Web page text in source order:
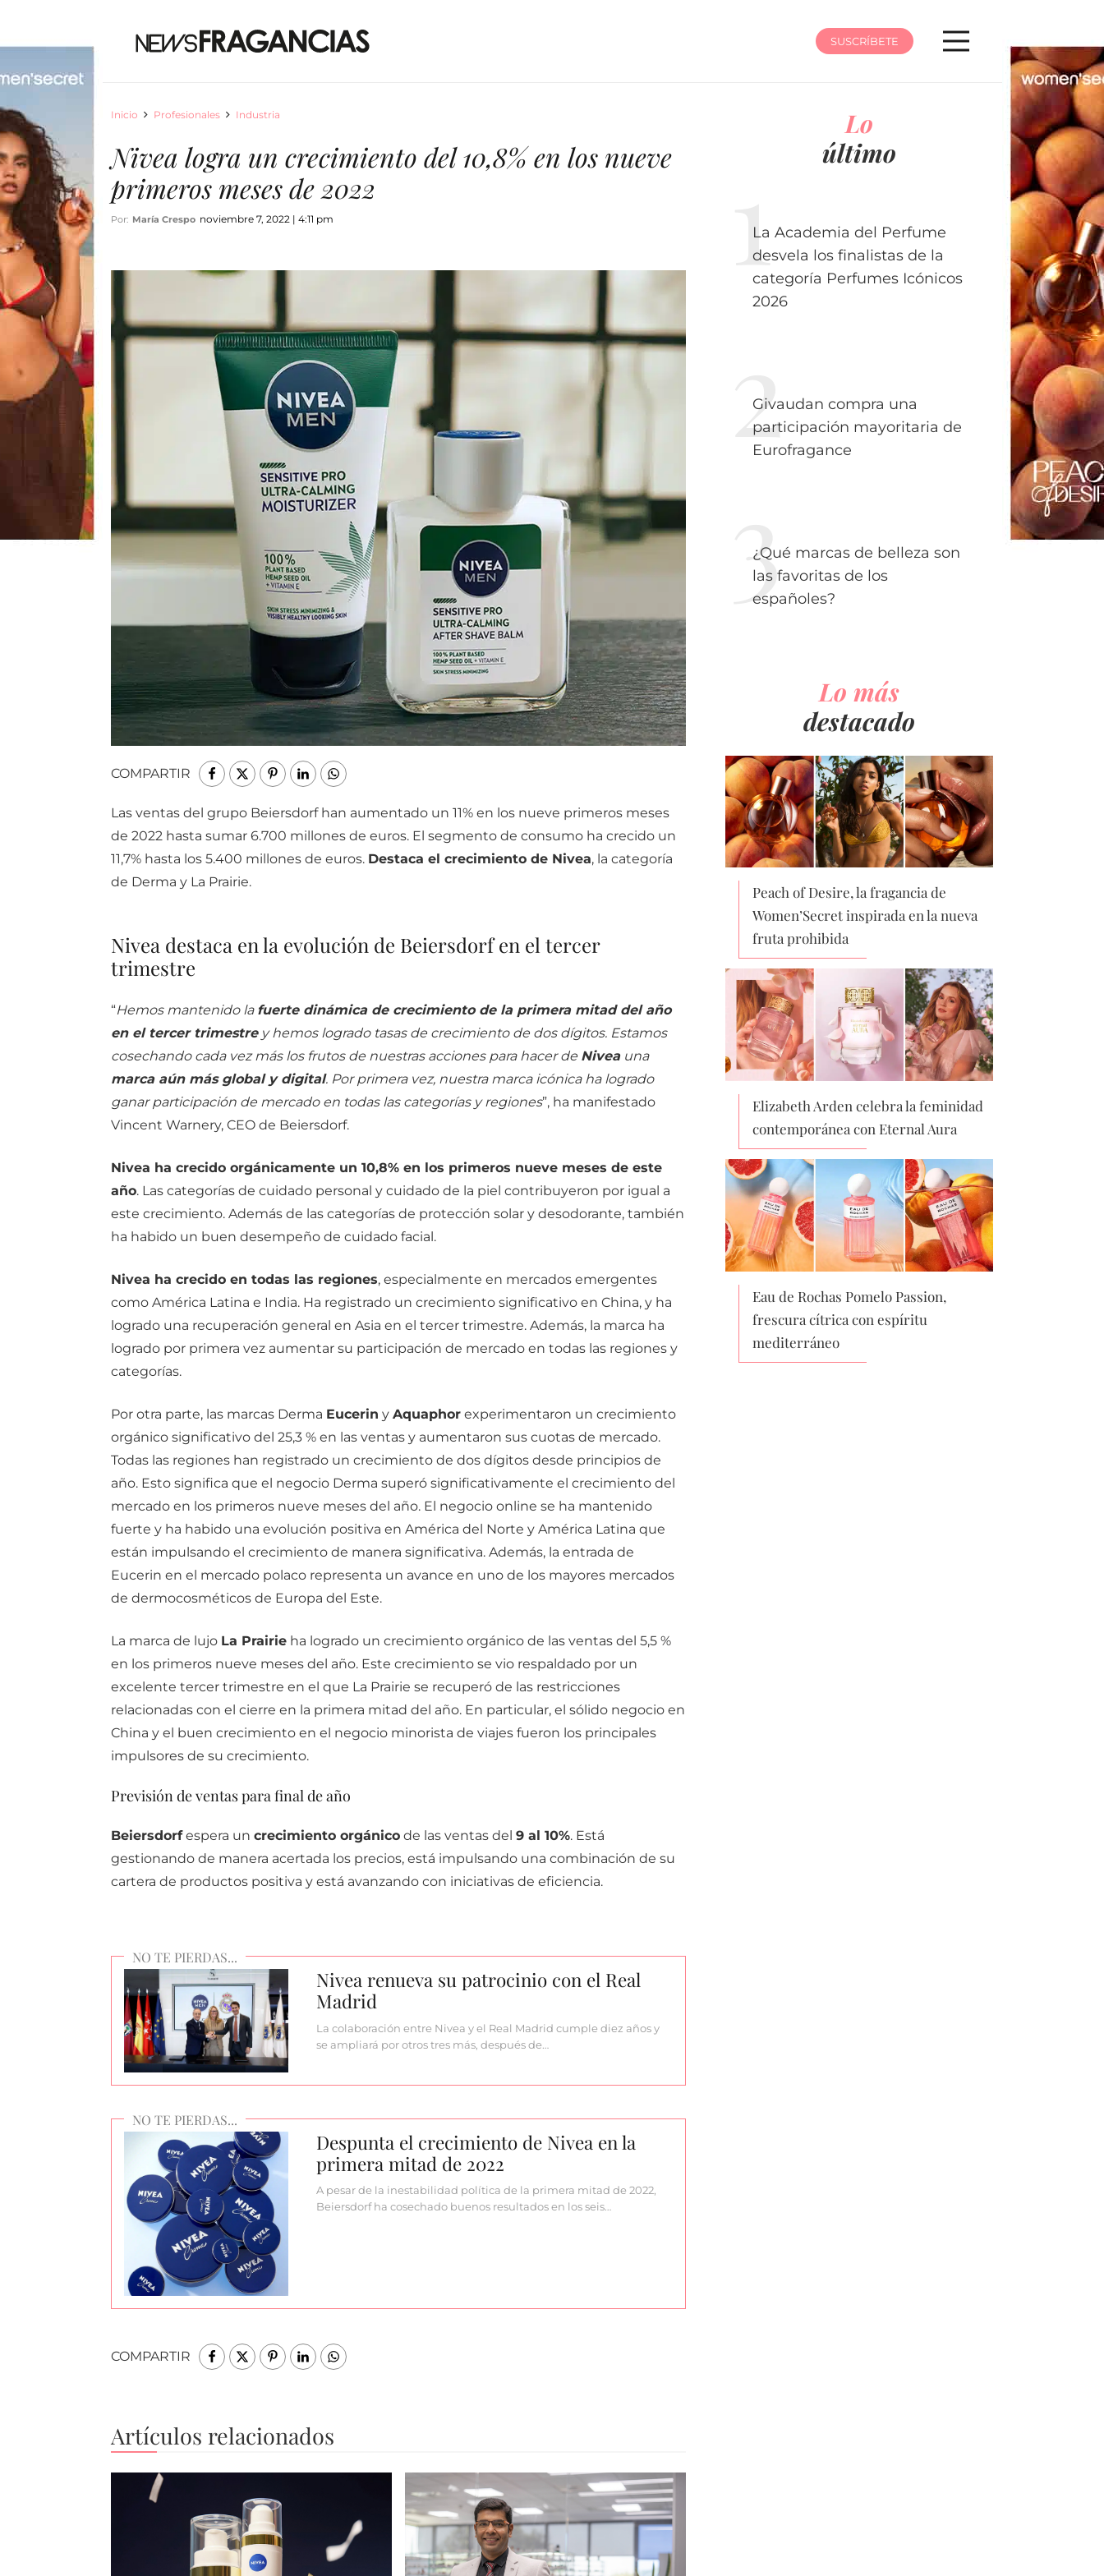
SUSCRÍBETE
Inicio Profesionales Industria
Nivea logra un crecimiento del 10,8% en los nueve
primeros meses de 2022
Por: María Crespo noviembre 7, 2022 | 4:11 pm
COMPARTIR
Las ventas del grupo Beiersdorf han aumentado un 11% en los nueve primeros meses
de 2022 hasta sumar 6.700 millones de euros. El segmento de consumo ha crecido un
11,7% hasta los 5.400 millones de euros. Destaca el crecimiento de Nivea, la categoría
de Derma y La Prairie.
Nivea destaca en la evolución de Beiersdorf en el tercer
trimestre
“Hemos mantenido la fuerte dinámica de crecimiento de la primera mitad del año
en el tercer trimestrey hemos logrado tasas de crecimiento de dos dígitos. Estamos
cosechando cada vez más los frutos de nuestras acciones para hacer de Niveauna
marca aún más global y digital. Por primera vez, nuestra marca icónica ha logrado
ganar participación de mercado en todas las categorías y regiones”, ha manifestado
Vincent Warnery, CEO de Beiersdorf.
Nivea ha crecido orgánicamente un 10,8% en los primeros nueve meses de este
año. Las categorías de cuidado personal y cuidado de la piel contribuyeron por igual a
este crecimiento. Además de las categorías de protección solar y desodorante, también
ha habido un buen desempeño de cuidado facial.
Nivea ha crecido en todas las regiones, especialmente en mercados emergentes
como América Latina e India. Ha registrado un crecimiento significativo en China, y ha
logrado una recuperación general en Asia en el tercer trimestre. Además, la marca ha
logrado por primera vez aumentar su participación de mercado en todas las regiones y
categorías.
Por otra parte, las marcas Derma Eucerin y Aquaphorexperimentaron un crecimiento
orgánico significativo del 25,3 % en las ventas y aumentaron sus cuotas de mercado.
Todas las regiones han registrado un crecimiento de dos dígitos desde principios de
año. Esto significa que el negocio Derma superó significativamente el crecimiento del
mercado en los primeros nueve meses del año. El negocio online se ha mantenido
fuerte y ha habido una evolución positiva en América del Norte y América Latina que
están impulsando el crecimiento de manera significativa. Además, la entrada de
Eucerin en el mercado polaco representa un avance en uno de los mayores mercados
de dermocosméticos de Europa del Este.
La marca de lujo La Prairieha logrado un crecimiento orgánico de las ventas del 5,5 %
en los primeros nueve meses del año. Este crecimiento se vio respaldado por un
excelente tercer trimestre en el que La Prairie se recuperó de las restricciones
relacionadas con el cierre en la primera mitad del año. En particular, el sólido negocio en
China y el buen crecimiento en el negocio minorista de viajes fueron los principales
impulsores de su crecimiento.
Previsión de ventas para final de año
Beiersdorfespera un crecimiento orgánicode las ventas del 9 al 10%. Está
gestionando de manera acertada los precios, está impulsando una combinación de su
cartera de productos positiva y está avanzando con iniciativas de eficiencia.
Nivea renueva su patrocinio con el Real
Madrid
La colaboración entre Nivea y el Real Madrid cumple diez años y
se ampliará por otros tres más, después de…
Despunta el crecimiento de Nivea en la
primera mitad de 2022
A pesar de la inestabilidad política de la primera mitad de 2022,
Beiersdorf ha cosechado buenos resultados en los seis…
COMPARTIR
Artículos relacionados
Lo
último
La Academia del Perfume
desvela los finalistas de la
categoría Perfumes Icónicos
2026
Givaudan compra una
participación mayoritaria de
Eurofragance
¿Qué marcas de belleza son
las favoritas de los
españoles?
Lo más
destacado
Peach of Desire, la fragancia de
Women’Secret inspirada en la nueva
fruta prohibida
Elizabeth Arden celebra la feminidad
contemporánea con Eternal Aura
Eau de Rochas Pomelo Passion,
frescura cítrica con espíritu
mediterráneo